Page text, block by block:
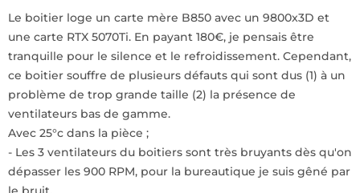
Le boitier loge un carte mère B850 avec un 9800x3D et
une carte RTX 5070Ti. En payant 180€, je pensais être
tranquille pour le silence et le refroidissement. Cependant,
ce boitier souffre de plusieurs défauts qui sont dus (1) à un
problème de trop grande taille (2) la présence de
ventilateurs bas de gamme.
Avec 25°c dans la pièce ;
- Les 3 ventilateurs du boitiers sont très bruyants dès qu'on
dépasser les 900 RPM, pour la bureautique je suis gêné par